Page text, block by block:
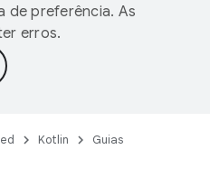
de preferência. As
erros.
Kotlin Guias